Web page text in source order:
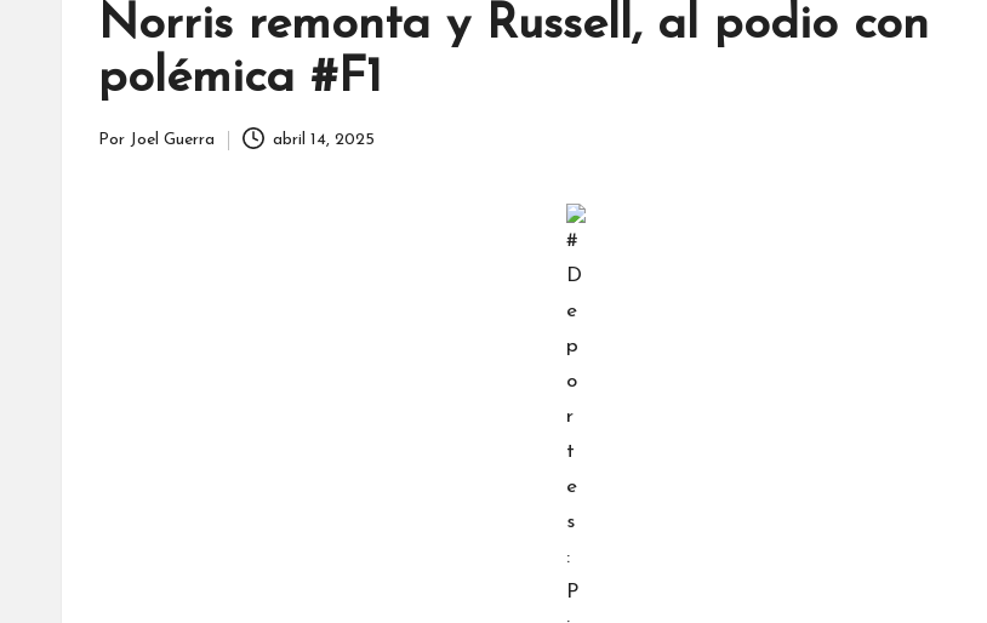
Norris remonta y Russell, al podio con
polémica #F1
Por Joel Guerra abril 14, 2025